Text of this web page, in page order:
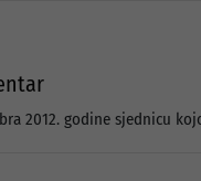
2012. godine sjednicu